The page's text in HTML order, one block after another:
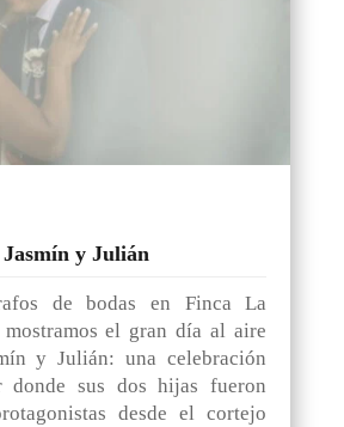
Jasmín y Julián
de bodas en Finca La
el gran día al aire
y Julián: una celebración
donde sus dos hijas fueron
desde el cortejo